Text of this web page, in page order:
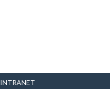
INTRANET